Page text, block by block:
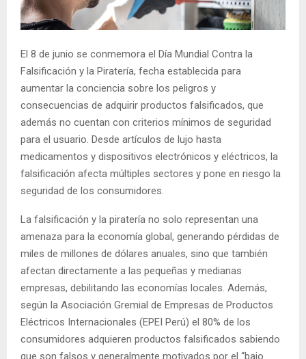
El 8 de junio se conmemora el Día Mundial Contra la
Falsificación y la Piratería, fecha establecida para
aumentar la conciencia sobre los peligros y
consecuencias de adquirir productos falsificados, que
además no cuentan con criterios mínimos de seguridad
para el usuario. Desde artículos de lujo hasta
medicamentos y dispositivos electrónicos y eléctricos, la
falsificación afecta múltiples sectores y pone en riesgo la
seguridad de los consumidores.
La falsificación y la piratería no solo representan una
amenaza para la economía global, generando pérdidas de
miles de millones de dólares anuales, sino que también
afectan directamente a las pequeñas y medianas
empresas, debilitando las economías locales. Además,
según la Asociación Gremial de Empresas de Productos
Eléctricos Internacionales (EPEI Perú) el 80% de los
consumidores adquieren productos falsificados sabiendo
que son falsos y generalmente motivados por el “bajo